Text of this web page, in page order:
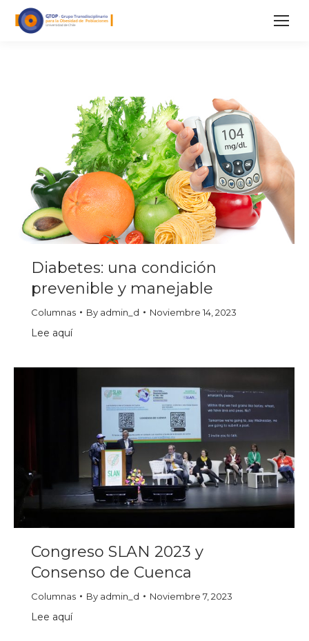
Diabetes: una condición
prevenible y manejable
Columnas By admin_d Noviembre 14, 2023
Lee aquí
Congreso SLAN 2023 y
Consenso de Cuenca
Columnas By admin_d Noviembre 7, 2023
Lee aquí